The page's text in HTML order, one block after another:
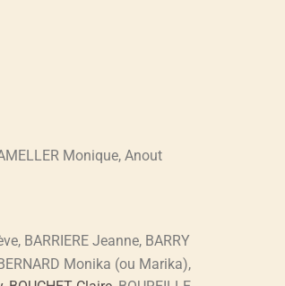
Monique, Anout
BARRIERE Jeanne, BARRY
Monika (ou Marika),